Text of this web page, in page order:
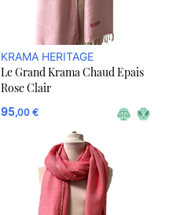
KRAMA HERITAGE
Le Grand Krama Chaud Epais
Rose Clair
95,00 €